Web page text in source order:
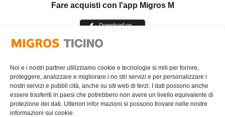
Noi e i nostri partner utilizziamo cookie e tecnologie si mili per fornire,
proteggere, analizzare e migliorare i no stri servizi e per personalizzare i
nostri servizi e pubbli cità, anche su siti web di terzi. I dati possono anche
essere trasferiti in paesi che potrebbero non avere un livello equivalente di
protezione dei dati. Ulteriori infor mazioni si possono trovare nelle nostre
informazioni sui cookie.
Fare acquisti con l'app Migros M